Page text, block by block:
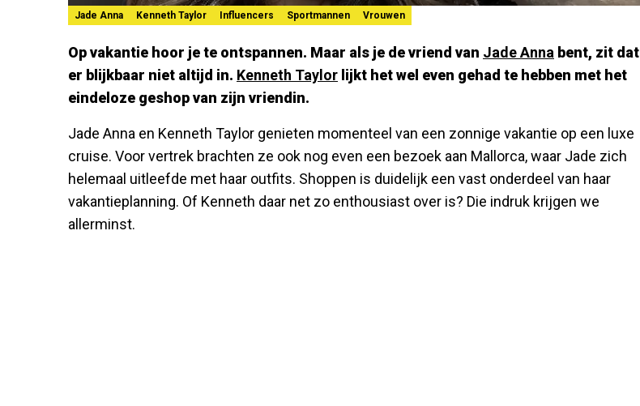
Jade Anna Kenneth Taylor Influencers Sportmannen Vrouwen
Op vakantie hoor je te ontspannen. Maar als je de vriend van Jade Anna bent, zit dat
er blijkbaar niet altijd in. Kenneth Taylor lijkt het wel even gehad te hebben met het
eindeloze geshop van zijn vriendin.
Jade Anna en Kenneth Taylor genieten momenteel van een zonnige vakantie op een luxe
cruise. Voor vertrek brachten ze ook nog even een bezoek aan Mallorca, waar Jade zich
helemaal uitleefde met haar outfits. Shoppen is duidelijk een vast onderdeel van haar
vakantieplanning. Of Kenneth daar net zo enthousiast over is? Die indruk krijgen we
allerminst.